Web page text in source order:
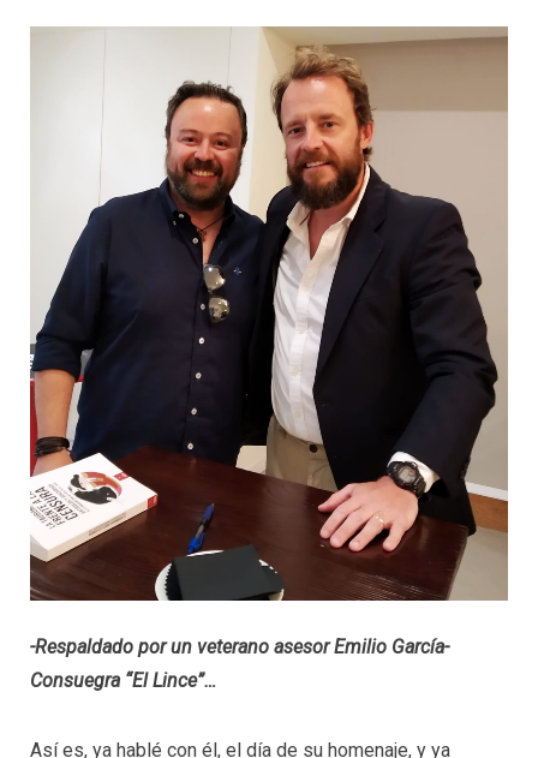
-Respaldado por un veterano asesor Emilio García-
Consuegra “El Lince”…
Así es, ya hablé con él, el día de su homenaje, y ya